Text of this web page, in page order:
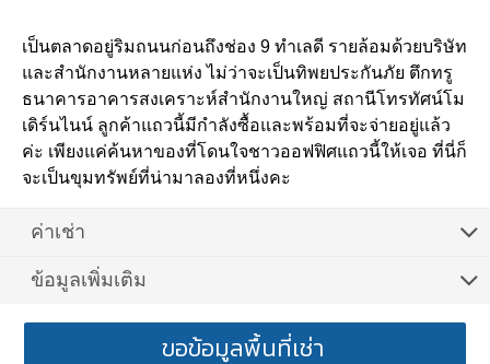
เป็นตลาดอยู่ริมถนนก่อนถึงช่อง 9 ทำเลดี รายล้อมด้วยบริษัท
และสำนักงานหลายแห่ง ไม่ว่าจะเป็นทิพยประกันภัย ตึกทรู
ธนาคารอาคารสงเคราะห์สำนักงานใหญ่ สถานีโทรทัศน์โม
เดิร์นไนน์ ลูกค้าแถวนี้มีกำลังซื้อและพร้อมที่จะจ่ายอยู่แล้ว
ค่ะ เพียงแค่ค้นหาของที่โดนใจชาวออฟฟิศแถวนี้ให้เจอ ที่นี่ก็
จะเป็นขุมทรัพย์ที่น่ามาลองที่หนึ่งคะ
ค่าเช่า
ข้อมูลเพิ่มเติม
ขอข้อมูลพื้นที่เช่า